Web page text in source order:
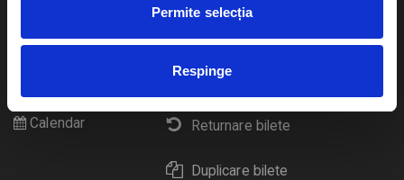
Permite selecția
Respinge
eBilet printat acasa
Livrare prin curier
Returnare bilete
Duplicare bilete
Pentru copii
Calendar